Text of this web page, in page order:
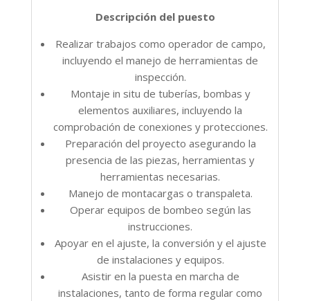
Descripción del puesto
Realizar trabajos como operador de campo,
incluyendo el manejo de herramientas de
inspección.
Montaje in situ de tuberías, bombas y
elementos auxiliares, incluyendo la
comprobación de conexiones y protecciones.
Preparación del proyecto asegurando la
presencia de las piezas, herramientas y
herramientas necesarias.
Manejo de montacargas o transpaleta.
Operar equipos de bombeo según las
instrucciones.
Apoyar en el ajuste, la conversión y el ajuste
de instalaciones y equipos.
Asistir en la puesta en marcha de
instalaciones, tanto de forma regular como